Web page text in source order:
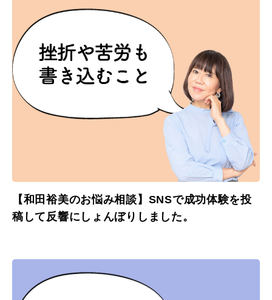
【和田裕美のお悩み相談】SNSで成功体験を投
稿して反響にしょんぼりしました。